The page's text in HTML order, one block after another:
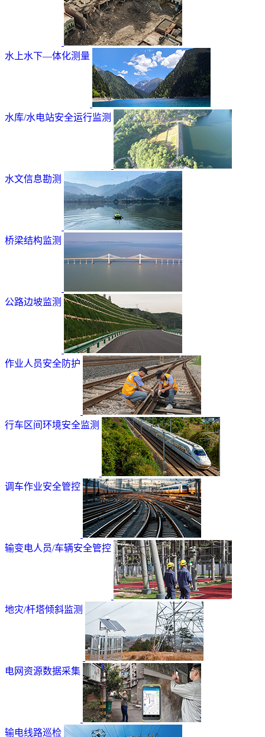
水上水下—体化测量
水库/水电站安全运行监测
水文信息勘测
桥梁结构监测
公路边坡监测
作业人员安全防护
行车区间环境安全监测
调车作业安全管控
输变电人员/车辆安全管控
地灾/杆塔倾斜监测
电网资源数据采集
输电线路巡检